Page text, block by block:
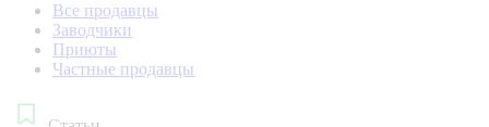
Все продавцы
Заводчики
Приюты
Частные продавцы